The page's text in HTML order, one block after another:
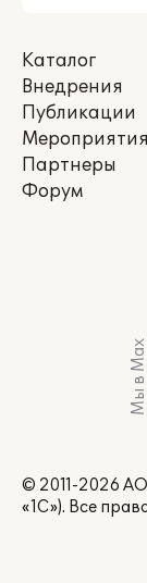
Каталог
Внедрения
Публикации
Мероприятия
Партнеры
Форум
Мы в Max
© 2011-2026
«1С»). Все